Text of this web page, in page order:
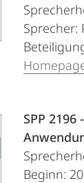
Sprecher:
SPP
Beginn: